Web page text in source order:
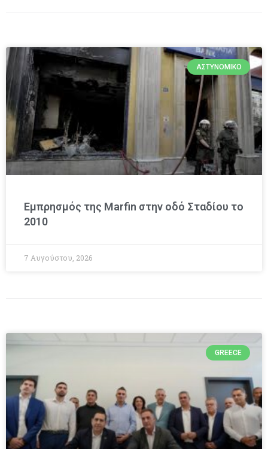
ΑΣΤΥΝΟΜΙΚΌ
Εμπρησμός της Marfin στην οδό Σταδίου το
2010
7 Αυγούστου, 2026
GREECE